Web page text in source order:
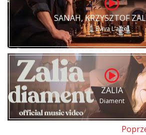
SANAH, KRZYSZTOF
Eviva L’arte!
ZALIA
Diament